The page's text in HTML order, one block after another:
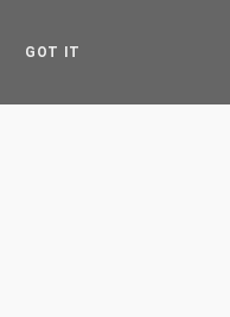
GOT IT